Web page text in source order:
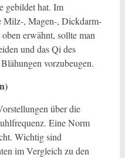
gebildet hat. Im
Milz-, Magen-, Dickdarm-
erwähnt, sollte man
und das Qi des
vorzubeugen.
über die
Eine Norm
Wichtig sind
im Vergleich zu den